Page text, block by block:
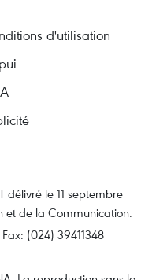
d'utilisation
délivré le 11 septembre
et de la Communication.
(024) 39411348